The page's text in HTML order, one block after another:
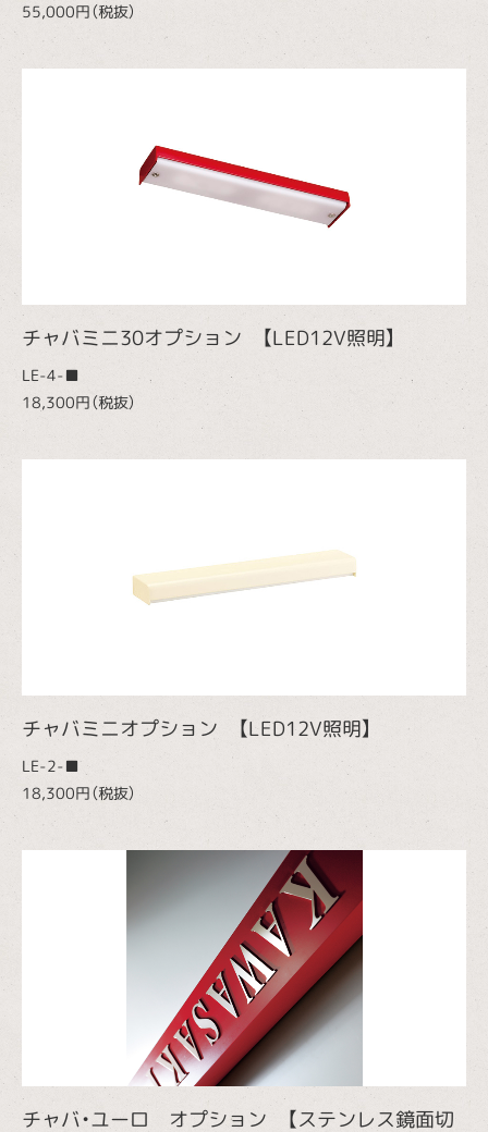
55,000円（税抜）
チャバミニ30オプション 【LED12V照明】
LE-4-■
18,300円（税抜）
チャバミニオプション 【LED12V照明】
LE-2-■
18,300円（税抜）
チャバ・ユーロ オプション 【ステンレス鏡面切